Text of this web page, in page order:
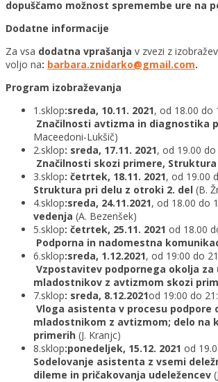
dopuščamo možnost spremembe ure na
Dodatne informacije
Za vsa dodatna vprašanja v zvezi z
voljo na: barbara.znidarko@gmail.com.
Program izobraževanja
1.sklop:sreda, 10.11. 2021, od 18.00 do
Značilnosti avtizma in diagnostika
Maceedoni-Lukšič)
2.sklop: sreda, 17.11. 2021, od 19.00 do
Značilnosti skozi primere, Struktura
3.sklop: četrtek, 18.11. 2021, od 19.00
Struktura pri delu z otroki 2. del (B.
4.sklop:sreda, 24.11.2021, od 18.00 do
vedenja (A. Bezenšek)
5.sklop: četrtek, 25.11. 2021 od 18.00
Podporna in nadomestna
6.sklop:sreda, 1.12.2021, od 19:00 do
Vzpostavitev podpornega okolja za
mladostnikov z avtizmom skozi
7.sklop: sreda, 8.12.2021od 19:00 do
Vloga asistenta v procesu podpore
mladostnikom z avtizmom; delo na
primerih (J. Kranjc)
8.sklop:ponedeljek, 15.12. 2021 od
Sodelovanje asistenta z vsemi
dileme in pričakovanja udeležencev